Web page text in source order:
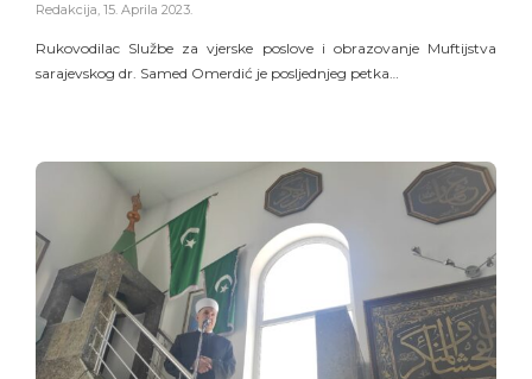
Redakcija, 15. Aprila 2023.
Rukovodilac Službe za vjerske poslove i obrazovanje Muftijstva
sarajevskog dr. Samed Omerdić je posljednjeg petka…